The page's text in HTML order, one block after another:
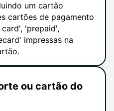
um cartão
cartões de pagamento
'prepaid',
impressas na
ou cartão do